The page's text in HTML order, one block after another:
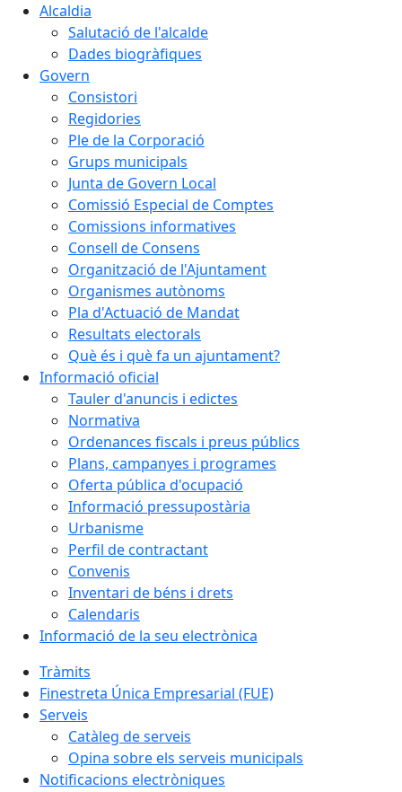
Alcaldia
Salutació de l'alcalde
Dades biogràfiques
Govern
Consistori
Regidories
Ple de la Corporació
Grups municipals
Junta de Govern Local
Comissió Especial de Comptes
Comissions informatives
Consell de Consens
Organització de l'Ajuntament
Organismes autònoms
Pla d'Actuació de Mandat
Resultats electorals
Què és i què fa un ajuntament?
Informació oficial
Tauler d'anuncis i edictes
Normativa
Ordenances fiscals i preus públics
Plans, campanyes i programes
Oferta pública d'ocupació
Informació pressupostària
Urbanisme
Perfil de contractant
Convenis
Inventari de béns i drets
Calendaris
Informació de la seu electrònica
Tràmits
Finestreta Única Empresarial (FUE)
Serveis
Catàleg de serveis
Opina sobre els serveis municipals
Notificacions electròniques